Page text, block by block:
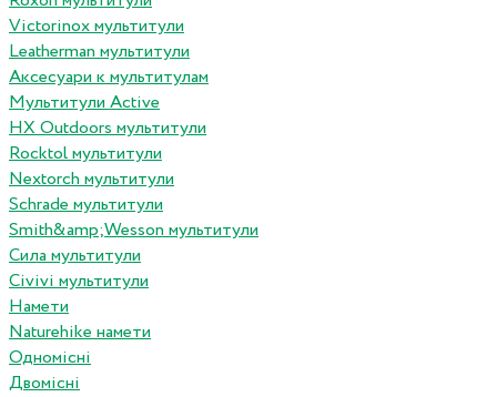
Victorinox мультитули
Leatherman мультитули
Аксесуари к мультитулам
Мультитули Active
HX Outdoors мультитули
Rocktol мультитули
Nextorch мультитули
Schrade мультитули
Smith&amp;Wesson мультитули
Сила мультитули
Civivi мультитули
Намети
Naturehike намети
Одномісні
Двомісні